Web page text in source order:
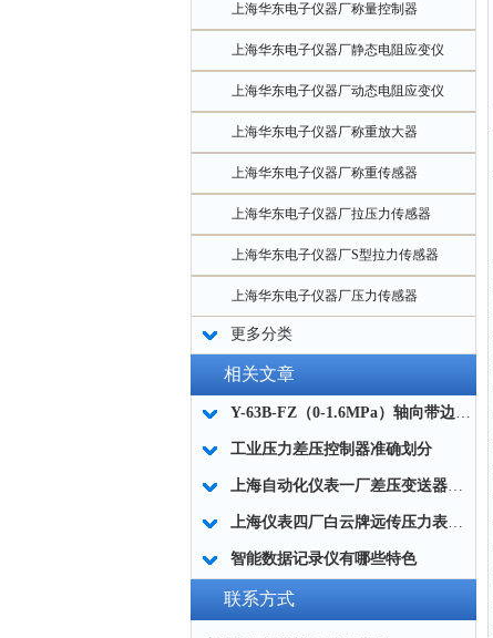
上海华东电子仪器厂称量控制器
上海华东电子仪器厂静态电阻应变仪
上海华东电子仪器厂动态电阻应变仪
上海华东电子仪器厂称重放大器
上海华东电子仪器厂称重传感器
上海华东电子仪器厂拉压力传感器
上海华东电子仪器厂S型拉力传感器
上海华东电子仪器厂压力传感器
更多分类
相关文章
Y-63B-FZ（0-1.6MPa）轴向带边耐震压力表材质说明
工业压力差压控制器准确划分
上海自动化仪表一厂差压变送器导压管排污时要注意哪些问题
上海仪表四厂白云牌远传压力表工作原理
智能数据记录仪有哪些特色
联系方式